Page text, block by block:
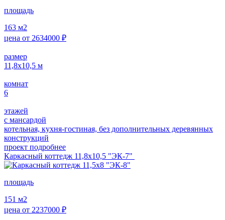
площадь
163 м2
цена от 2634000 ₽
размер
11,8х10,5 м
комнат
6
этажей
с мансардой
котельная, кухня-гостиная, без дополнительных деревянных
конструкций
проект подробнее
Каркасный коттедж 11,8х10,5 "ЭК-7"
площадь
151 м2
цена от 2237000 ₽